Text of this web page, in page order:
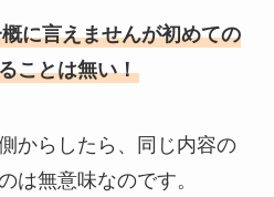
に言えませんが初めての
ことは無い！
からしたら、同じ内容の
は無意味なのです。